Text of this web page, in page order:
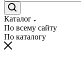
Каталог
По всему сайту
По каталогу